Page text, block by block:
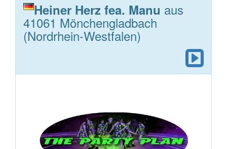
Heiner Herz fea. Manu aus
41061 Mönchengladbach
(Nordrhein-Westfalen)